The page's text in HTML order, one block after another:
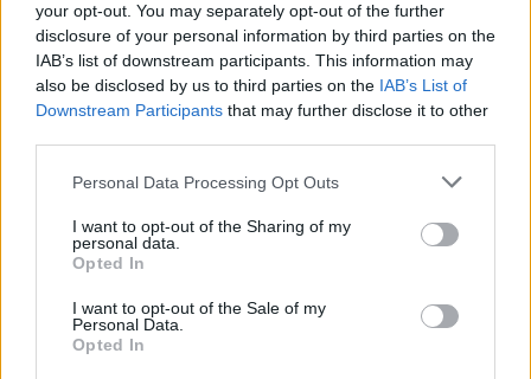
your opt-out. You may separately opt-out of the further
disclosure of your personal information by third parties on the
IAB’s list of downstream participants. This information may
also be disclosed by us to third parties on the IAB’s List of
Downstream Participants that may further disclose it to other
Please note that this website/app uses one or more Google
not limited to your visit or usage behaviour. You may click to
grant or deny consent to Google and its third-party tags to
use your data for below specified purposes in below Google
consent section.
Personal Data Processing Opt Outs
I want to opt-out of the Sharing of my
personal data.
Opted In
I want to opt-out of the Sale of my
Personal Data.
Opted In
Event 5: Presenteras 9 juni klockan 11.00
Event 6: Presenteras 10 juni klockan 11.00
Event 7: Presenteras 11 juni klockan 11.00
Event 8: Presenteras 12 juni klockan 11.00
Event 9: Presenteras 13 juni klockan 11.00